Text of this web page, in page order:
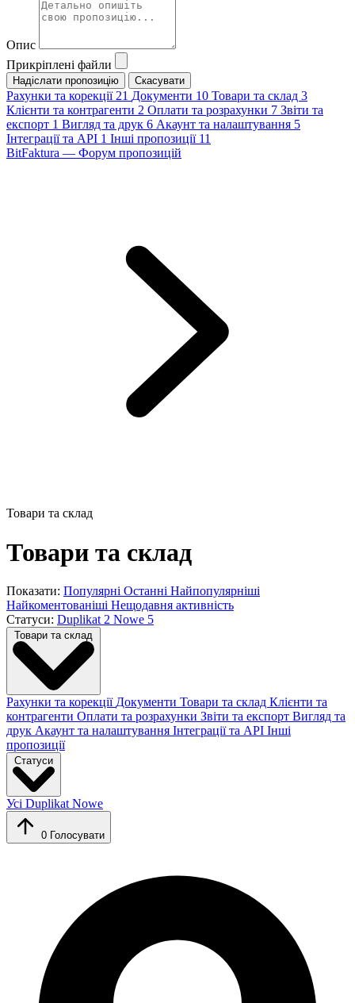
Опис
Прикріплені файли
Скасувати
Рахунки та корекції 21 Документи 10 Товари та склад 3
Клієнти та контрагенти 2 Оплати та розрахунки 7 Звіти та
експорт 1 Вигляд та друк 6 Акаунт та налаштування 5
Інтеграції та API 1 Інші пропозиції 11
BitFaktura — Форум пропозицій
Товари та склад
Товари та склад
Показати: Популярні Останні Найпопулярніші
Найкоментованіші Нещодавня активність
Статуси: Duplikat 2 Nowe 5
Товари та склад
Рахунки та корекції Документи Товари та склад Клієнти та
контрагенти Оплати та розрахунки Звіти та експорт Вигляд та
друк Акаунт та налаштування Інтеграції та API Інші
пропозиції
Статуси
Усі Duplikat Nowe
0 Голосувати